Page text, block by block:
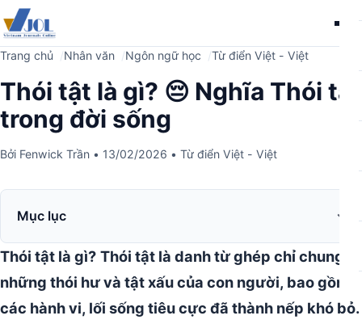
Trang chủ Nhân văn Ngôn ngữ học Từ điển Việt - Việt
Thói tật là gì? 😔 Nghĩa Thói tật
trong đời sống
Bởi Fenwick Trần • 13/02/2026 • Từ điển Việt - Việt
Mục lục
Thói tật là gì? Thói tật là danh từ ghép chỉ chung
những thói hư và tật xấu của con người, bao gồm
các hành vi, lối sống tiêu cực đã thành nếp khó bỏ.